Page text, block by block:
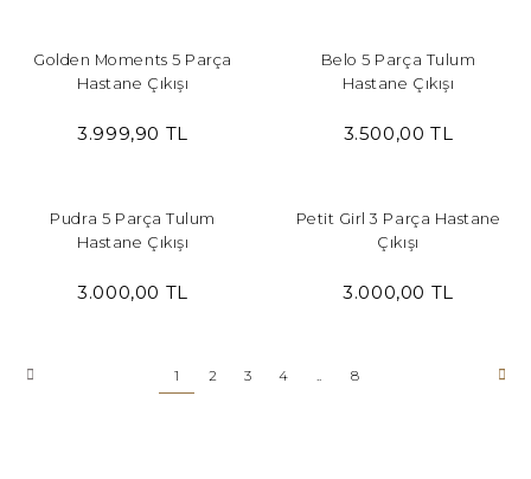
Golden Moments 5 Parça
Hastane Çıkışı
3.999,90 TL
Belo 5 Parça Tulum
Hastane Çıkışı
3.500,00 TL
Pudra 5 Parça Tulum
Hastane Çıkışı
3.000,00 TL
Petit Girl 3 Parça Hastane
Çıkışı
3.000,00 TL
1 2 3 4 8